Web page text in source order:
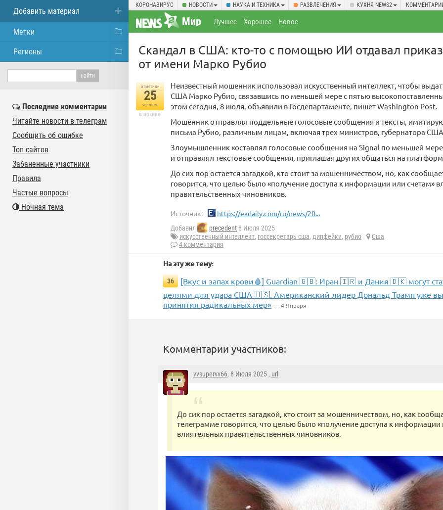
КОРОНАВИРУС НОВОСТИ НАУКА И ТЕХНИКА РАЗВЛЕЧЕНИЯ КУХНЯ NEWS2
Мир Лучшее Хорошее Новое
Скандал в США: кто-то с помощью ИИ отдавал
от имени Марко Рубио
отметили
25
человек
в архиве
Неизвестный мошенник использовал искусственный интеллект, чтобы
США Марко Рубио, связавшись по меньшей мере с пятью
этом сегодня, 8 июля, объявили в Госдепартаменте, пишет Washington Post.
Мошенник отправлял поддельные голосовые сообщения и тексты,
письма Рубио, различным лицам, включая трех министров, губернатора
Злоумышленник «оставлял голосовые сообщения на Signal по меньшей
и отправлял текстовые сообщения, приглашая других общаться на
До сих пор остается загадкой, кто стоит за мошенничеством, но, как
говорится, что целью было «получение доступа к информации или счетам»
правительственных чиновников.
Источник: https://eadaily.com/ru/news/20...
Добавил precedent 8 Июля 2025
искусственный интеллект, госсекретарь сша, дипфейки, рубио
Сша
4 комментария
На эту же тему:
36
[Вкус и запах крови🩸] Guardian 🇬🇧: Иран 🇮🇷 и Дания 🇩🇰 могут
целями для удара США 🇺🇸. Американский лидер Дональд Трамп уже
принятия радикальных мер» — 4 Января
Комментарии участников:
vvsupervv66, 8 Июля 2025 , url
До сих пор остается загадкой, кто стоит за мошенничеством, но, как
телеграмме говорится, что целью было «получение доступа к информации
влиятельных правительственных чиновников.
Добавить материал
Метки
Регионы
Последние комментарии
Читайте новости в телеграм
Сообщить об ошибке
Топ сайтов
Забаненные участники
Правила
Частые вопросы
Ночная тема